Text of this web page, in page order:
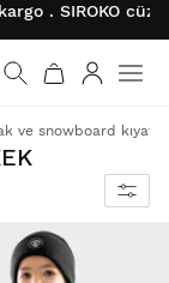
. SIROKO
ve snowboard